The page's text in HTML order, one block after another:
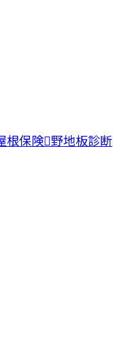
根保険 野地板診断